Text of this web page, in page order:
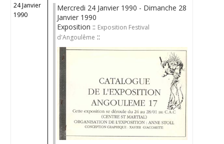
24 Janvier
1990
Mercredi 24 Janvier 1990 - Dimanche 28
Janvier 1990
Exposition :: Exposition Festival
d'Angoulême ::